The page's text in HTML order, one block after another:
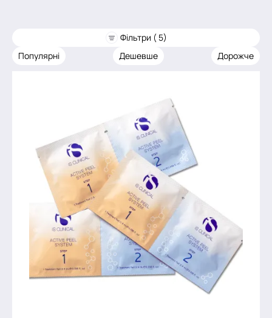
Фільтри ( 5)
Популярні
Дешевше Дорожче